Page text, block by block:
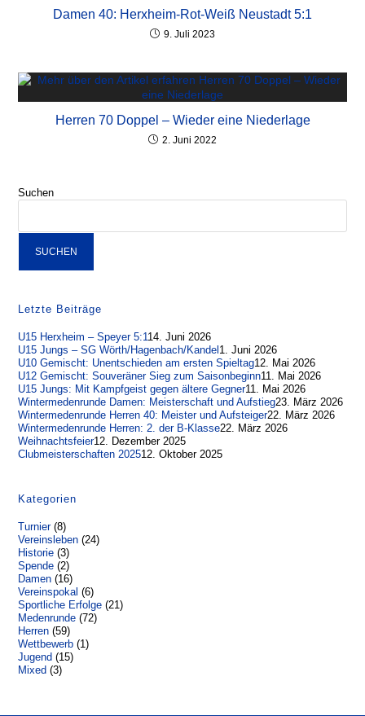
Damen 40: Herxheim-Rot-Weiß Neustadt 5:1
9. Juli 2023
Herren 70 Doppel – Wieder eine Niederlage
2. Juni 2022
Suchen
SUCHEN
Letzte Beiträge
U15 Herxheim – Speyer 5:114. Juni 2026
U15 Jungs – SG Wörth/Hagenbach/Kandel 1. Juni 2026
U10 Gemischt: Unentschieden am ersten Spieltag12. Mai 2026
U12 Gemischt: Souveräner Sieg zum Saisonbeginn11. Mai 2026
U15 Jungs: Mit Kampfgeist gegen ältere Gegner11. Mai 2026
Wintermedenrunde Damen: Meisterschaft und Aufstieg23. März 2026
Wintermedenrunde Herren 40: Meister und Aufsteiger22. März 2026
Wintermedenrunde Herren: 2. der B-Klasse22. März 2026
Weihnachtsfeier12. Dezember 2025
Clubmeisterschaften 202512. Oktober 2025
Kategorien
Turnier (8)
Vereinsleben (24)
Historie (3)
Spende (2)
Damen (16)
Vereinspokal (6)
Sportliche Erfolge (21)
Medenrunde (72)
Herren (59)
Wettbewerb (1)
Jugend (15)
Mixed (3)